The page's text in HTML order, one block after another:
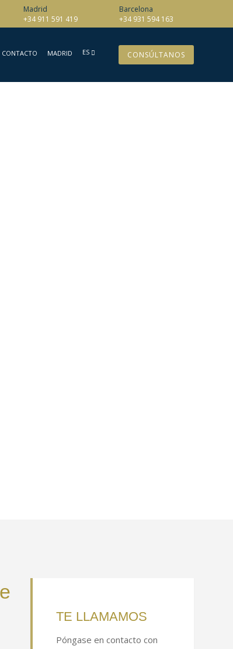
Madrid
+34 911 591 419
Barcelona
+34 931 594 163
CONTACTO MADRID ES CONSÚLTANOS
TE LLAMAMOS
Póngase en contacto con